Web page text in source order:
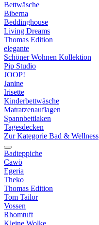
Bettwäsche
Biberna
Beddinghouse
Living Dreams
Thomas Edition
elegante
Schöner Wohnen Kollektion
Pip Studio
JOOP!
Janine
Irisette
Kinderbettwäsche
Matratzenauflagen
Spannbettlaken
Tagesdecken
Zur Kategorie Bad & Wellness
Badteppiche
Cawö
Egeria
Theko
Thomas Edition
Tom Tailor
Vossen
Rhomtuft
Kleine Wolke